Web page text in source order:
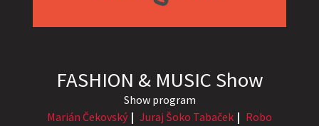
FASHION & MUSIC Show
Show program
Marián Čekovský
Juraj Šoko Tabaček
Robo